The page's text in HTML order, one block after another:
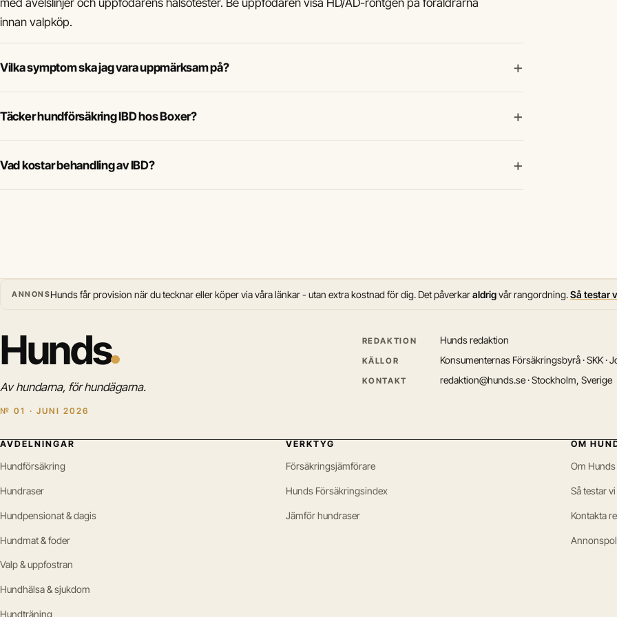
med avelslinjer och uppfödarens hälsotester. Be uppfödaren visa HD/AD-röntgen på föräldrarna
innan valpköp.
Vilka symptom ska jag vara uppmärksam på? +
Täcker hundförsäkring IBD hos Boxer? +
Vad kostar behandling av IBD? +
ANNONSHunds får provision när du tecknar eller köper via våra länkar - utan extra kostnad för dig. Det påverkaraldrigvår rangordning.Så testar
Hunds
Av hundarna, för hundägarna.
№ 01 · JUNI 2026
REDAKTION Hunds redaktion
KÄLLOR Konsumenternas Försäkringsbyrå · SKK ·
KONTAKT redaktion@hunds.se · Stockholm, Sverige
AVDELNINGAR
Hundförsäkring
Hundraser
Hundpensionat & dagis
Hundmat & foder
Valp & uppfostran
Hundhälsa & sjukdom
Hundträning
VERKTYG
Försäkringsjämförare
Hunds Försäkringsindex
Jämför hundraser
OM
Om Hunds
Så testar vi
Kontakta